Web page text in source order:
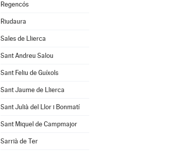
Regencós
Riudaura
Sales de Llierca
Sant Andreu Salou
Sant Feliu de Guíxols
Sant Jaume de Llierca
Sant Julià del Llor i Bonmatí
Sant Miquel de Campmajor
Sarrià de Ter